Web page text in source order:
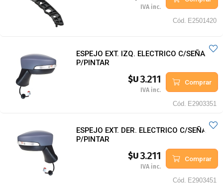
IVA inc.
Cód. E2501420
ESPEJO EXT. IZQ. ELECTRICO C/SEÑAL
P/PINTAR
$U3.211
IVA inc.
Comprar
Cód. E2903351
ESPEJO EXT. DER. ELECTRICO C/SEÑAL
P/PINTAR
$U3.211
IVA inc.
Comprar
Cód. E2903451